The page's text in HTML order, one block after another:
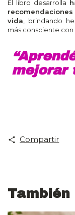
El libro desarrolla
vida , brindando
más consciente con
mejorar
Compartir